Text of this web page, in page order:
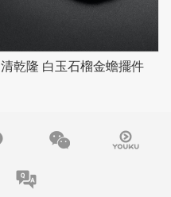
清乾隆 白玉石榴金蟾擺件